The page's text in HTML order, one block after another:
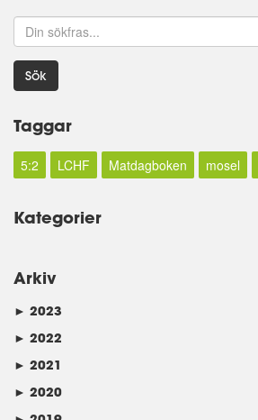
Sök
Taggar
5:2 LCHF Matdagboken mosel
Kategorier
Arkiv
► 2023
► 2022
► 2021
► 2020